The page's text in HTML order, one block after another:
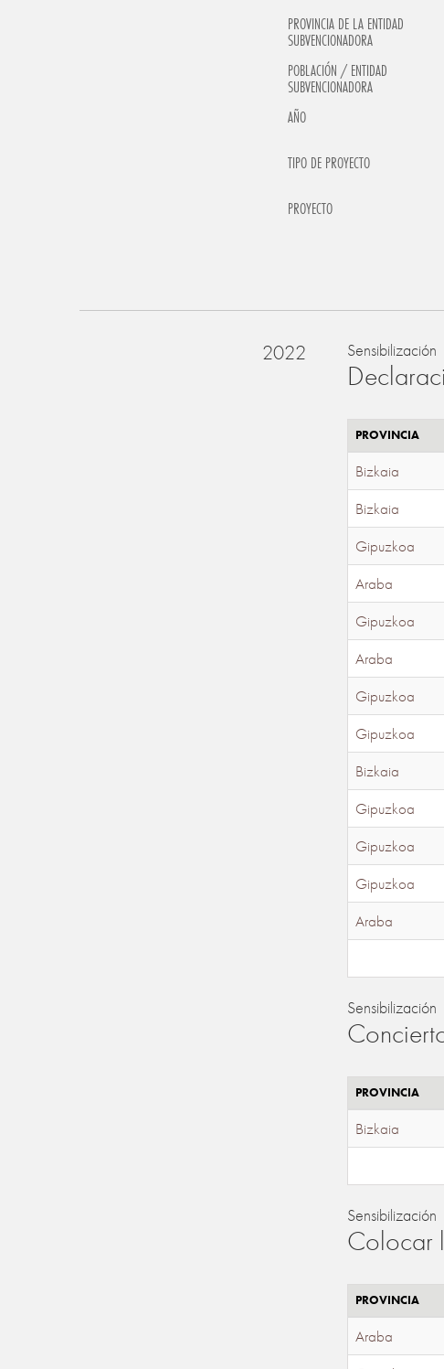
PROVINCIA DE LA ENTIDAD
SUBVENCIONADORA
POBLACIÓN / ENTIDAD
SUBVENCIONADORA
AÑO
TIPO DE PROYECTO
PROYECTO
2022 Sensibilización
PROVINCIA
Bizkaia
Bizkaia
Gipuzkoa
Araba
Gipuzkoa
Araba
Gipuzkoa
Gipuzkoa
Bizkaia
Gipuzkoa
Gipuzkoa
Gipuzkoa
Araba
Sensibilización
PROVINCIA
Bizkaia
Sensibilización
Colocar
PROVINCIA
Araba